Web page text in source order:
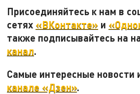
Присоединяйтесь к нам в
сетях «ВКонтакте» и
также подписывайтесь на
канал.
Самые интересные новости
канале «Дзен».